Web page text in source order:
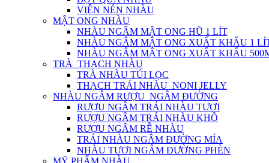
VIÊN NÉN NHÀU
MẬT ONG NHÀU
NHÀU NGÂM MẬT ONG HŨ 1 LÍT
NHÀU NGÂM MẬT ONG XUẤT KHẨU 1
NHÀU NGÂM MẬT ONG XUẤT KHẨU
TRÀ_THẠCH NHÀU
TRÀ NHÀU TÚI LỌC
THẠCH TRÁI NHÀU_NONI JELLY
NHÀU NGÂM RƯỢU_NGÂM ĐƯỜNG
RƯỢU NGÂM TRÁI NHÀU TƯƠI
RƯỢU NGÂM TRÁI NHÀU KHÔ
RƯỢU NGÂM RỄ NHÀU
TRÁI NHÀU NGÂM ĐƯỜNG MÍA
NHÀU TƯƠI NGÂM ĐƯỜNG PHÈN
MỸ PHẨM NHÀU